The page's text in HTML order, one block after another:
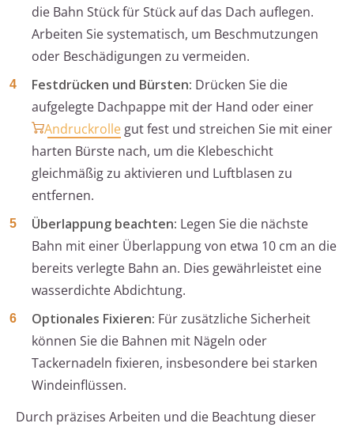
die Bahn Stück für Stück auf das Dach auflegen.
Arbeiten Sie systematisch, um Beschmutzungen
oder Beschädigungen zu vermeiden.
Festdrücken und Bürsten: Drücken Sie die
aufgelegte Dachpappe mit der Hand oder einer
Andruckrolle gut fest und streichen Sie mit einer
harten Bürste nach, um die Klebeschicht
gleichmäßig zu aktivieren und Luftblasen zu
entfernen.
Überlappung beachten: Legen Sie die nächste
Bahn mit einer Überlappung von etwa 10 cm an die
bereits verlegte Bahn an. Dies gewährleistet eine
wasserdichte Abdichtung.
Optionales Fixieren: Für zusätzliche Sicherheit
können Sie die Bahnen mit Nägeln oder
Tackernadeln fixieren, insbesondere bei starken
Windeinflüssen.
Durch präzises Arbeiten und die Beachtung dieser